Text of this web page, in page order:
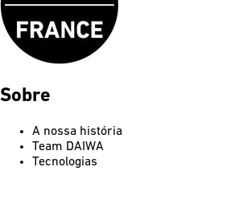
Sobre
A nossa história
Team DAIWA
Tecnologias